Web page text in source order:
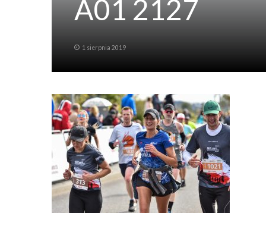
A01 2127
1 sierpnia 2019